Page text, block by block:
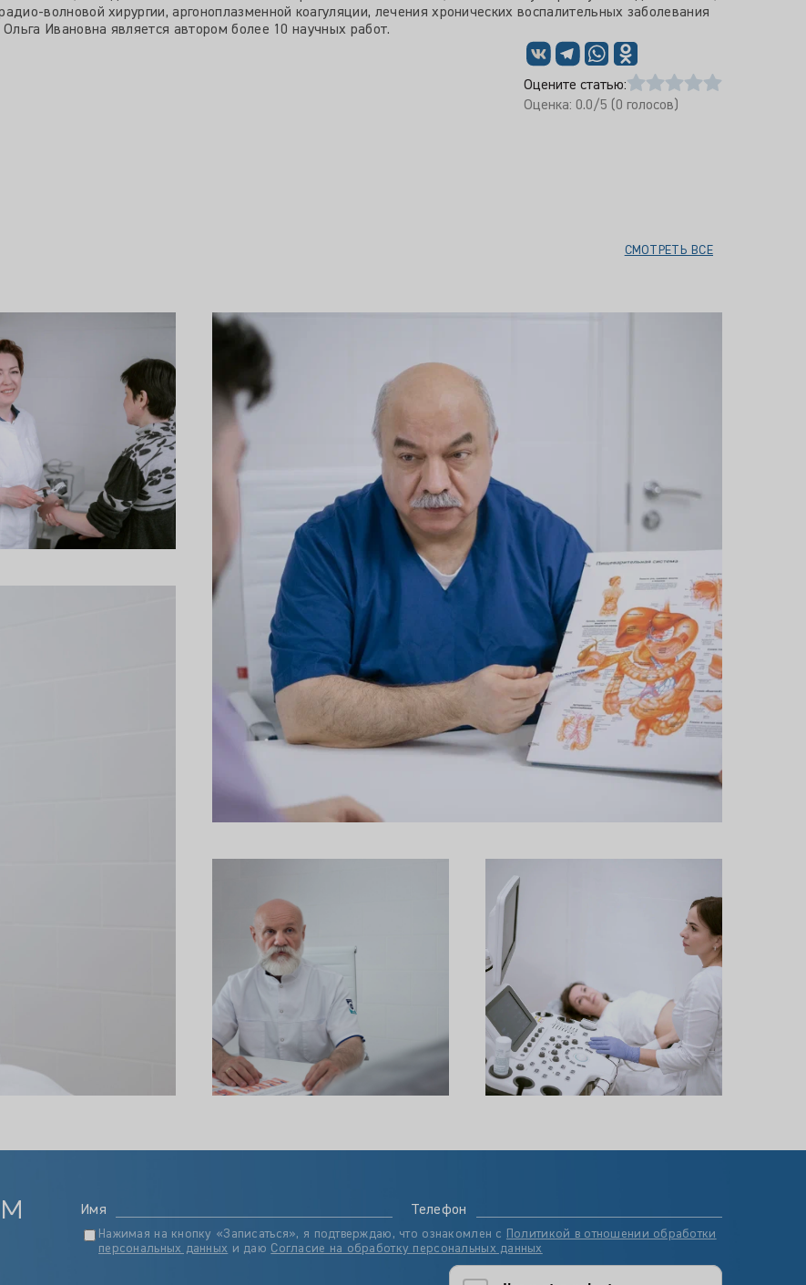
волновой хирургии, аргоноплазменной коагуляции, лечения хронических воспалительных заболевания
Ивановна является автором более 10 научных работ.
Оцените статью:
Оценка: 0.0/5 (0 голосов)
СМОТРЕТЬ ВСЕ
Имя Телефон
Нажимая на кнопку «Записаться», я подтверждаю, что ознакомлен с
Политикой в отношении обработки
персональных данных и даю Согласие на обработку персональных данных